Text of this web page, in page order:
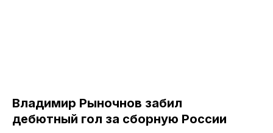
Владимир Рыночнов забил
дебютный гол за сборную России